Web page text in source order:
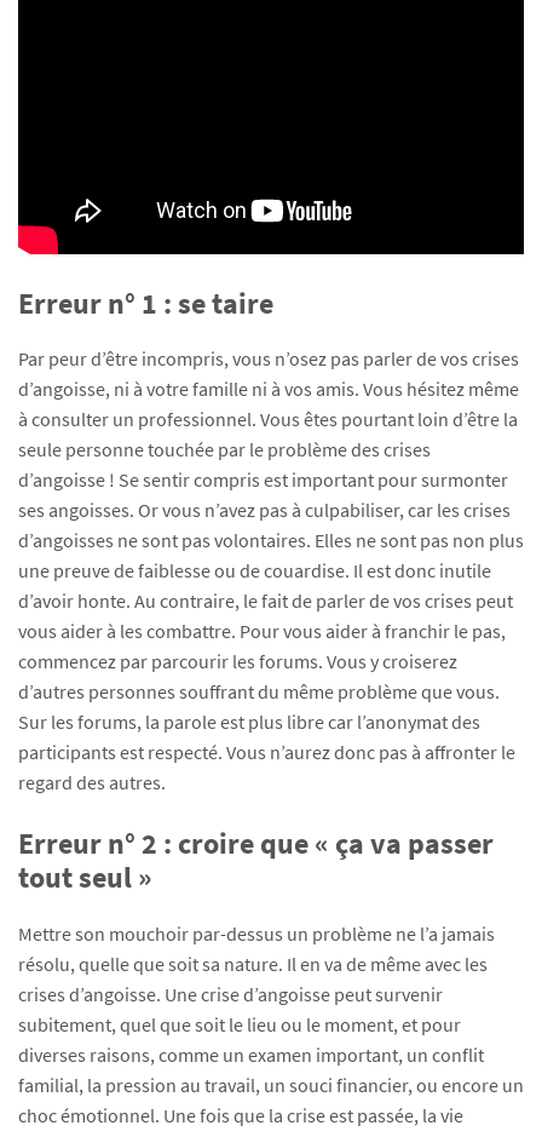
Erreur n° 1 : se taire
Par peur d’être incompris, vous n’osez pas parler de vos crises
d’angoisse, ni à votre famille ni à vos amis. Vous hésitez même
à consulter un professionnel. Vous êtes pourtant loin d’être la
seule personne touchée par le problème des crises
d’angoisse ! Se sentir compris est important pour surmonter
ses angoisses. Or vous n’avez pas à culpabiliser, car les crises
d’angoisses ne sont pas volontaires. Elles ne sont pas non plus
une preuve de faiblesse ou de couardise. Il est donc inutile
d’avoir honte. Au contraire, le fait de parler de vos crises peut
vous aider à les combattre. Pour vous aider à franchir le pas,
commencez par parcourir les forums. Vous y croiserez
d’autres personnes souffrant du même problème que vous.
Sur les forums, la parole est plus libre car l’anonymat des
participants est respecté. Vous n’aurez donc pas à affronter le
regard des autres.
Erreur n° 2 : croire que « ça va passer
tout seul »
Mettre son mouchoir par-dessus un problème ne l’a jamais
résolu, quelle que soit sa nature. Il en va de même avec les
crises d’angoisse. Une crise d’angoisse peut survenir
subitement, quel que soit le lieu ou le moment, et pour
diverses raisons, comme un examen important, un conflit
familial, la pression au travail, un souci financier, ou encore un
choc émotionnel. Une fois que la crise est passée, la vie